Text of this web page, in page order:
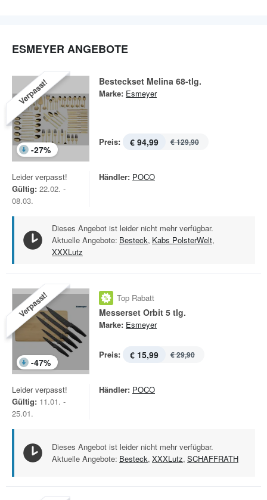
ESMEYER ANGEBOTE
Verpasst!
-27%
Besteckset Melina 68-tlg.
Marke: Esmeyer
Preis: € 94,99 € 129,90
Leider verpasst!
Gültig: 22.02. -
08.03.
Händler: POCO
Dieses Angebot ist leider nicht mehr verfügbar.
Aktuelle Angebote: Besteck, Kabs PolsterWelt,
XXXLutz
Verpasst!
-47%
Top Rabatt
Messerset Orbit 5 tlg.
Marke: Esmeyer
Preis: € 15,99 € 29,90
Leider verpasst!
Gültig: 11.01. -
25.01.
Händler: POCO
Dieses Angebot ist leider nicht mehr verfügbar.
Aktuelle Angebote: Besteck, XXXLutz, SCHAFFRATH